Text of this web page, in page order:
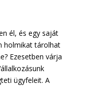
él, és egy saját
holmikat tárolhat
Ezesetben várja
ügyfeleit. A